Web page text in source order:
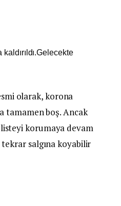
olarak, korona
tamamen boş. Ancak
korumaya devam
salgına koyabilir